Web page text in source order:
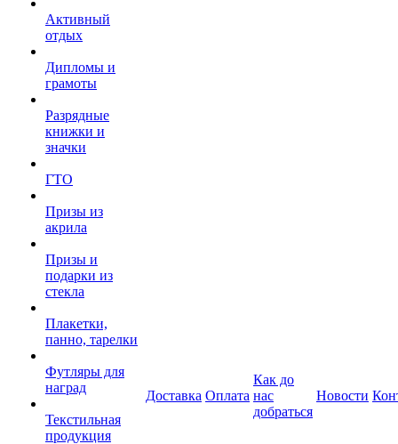
Активный
отдых
Дипломы и
грамоты
Разрядные
книжки и
значки
ГТО
Призы из
акрила
Призы и
подарки из
стекла
Плакетки,
панно, тарелки
Футляры для
наград
Текстильная
продукция
Доставка Оплата
Как до
нас
добраться
Новости